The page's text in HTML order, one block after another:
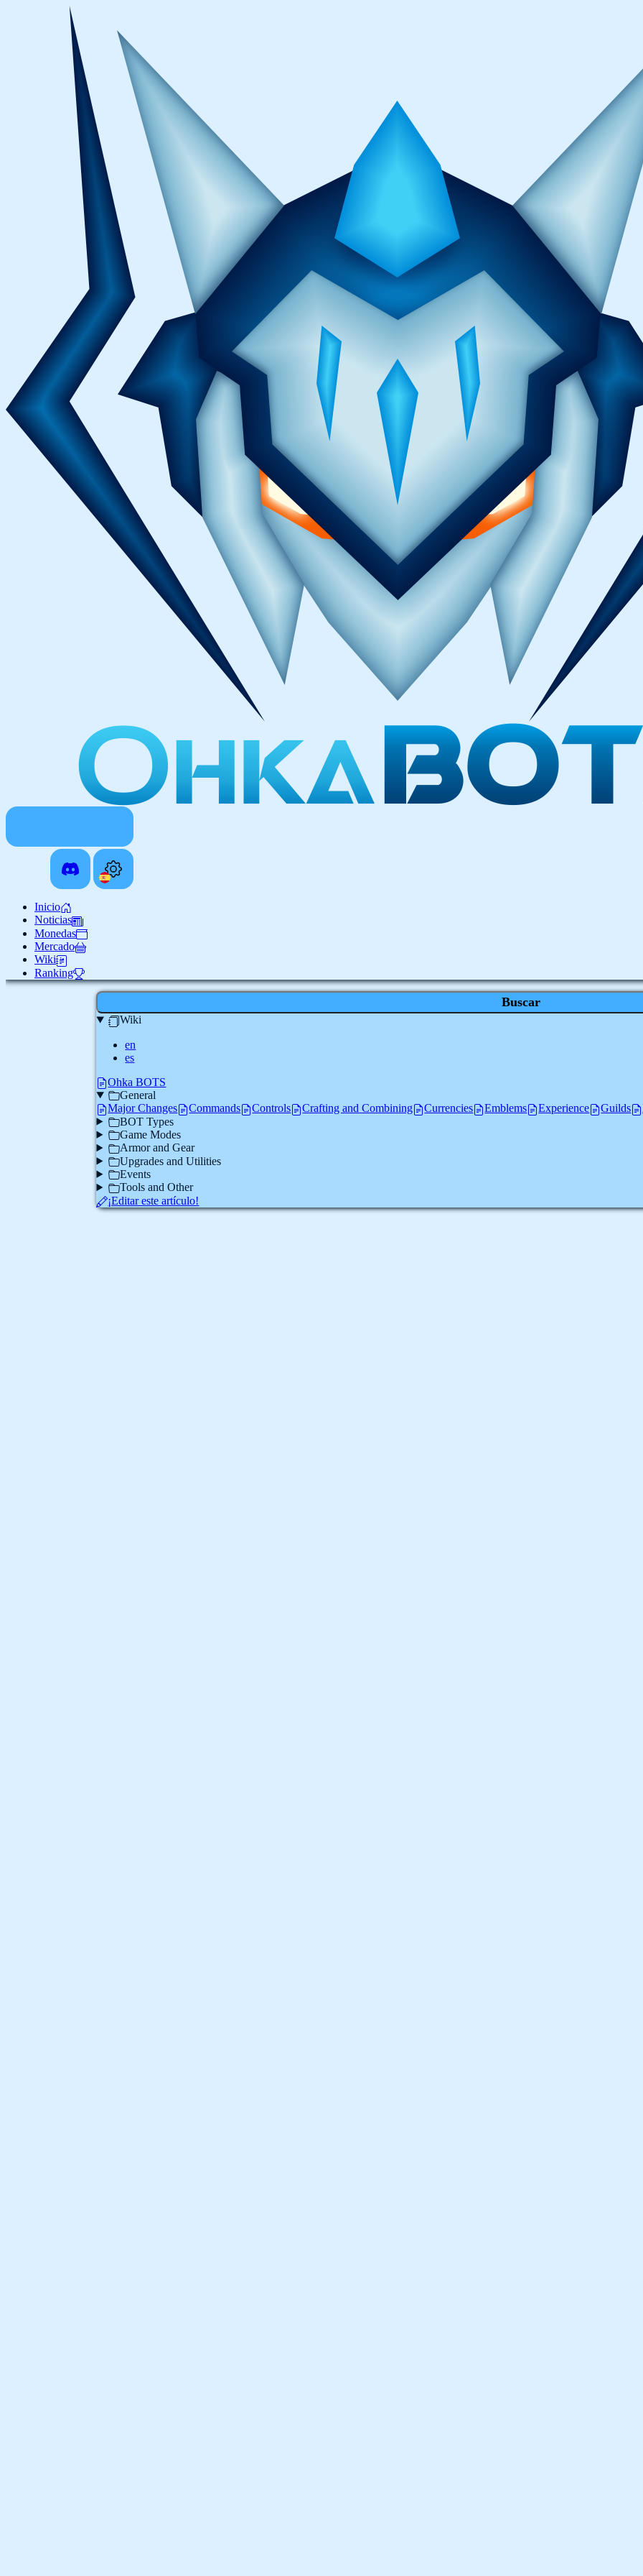
Inicio
Noticias
Monedas
Mercado
Wiki
Ranking
Buscar
Wiki
en
es
Ohka BOTS
General
Major Changes
Commands Controls Crafting and Combining Currencies Emblems Experience Guilds
BOT Types
Game Modes
Armor and Gear
Upgrades and Utilities
Events
Tools and Other
¡Editar este artículo!